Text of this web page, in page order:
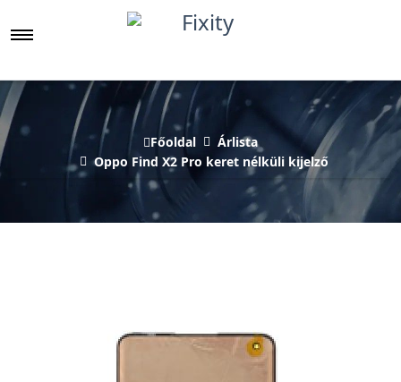
Főoldal
Árlista
Oppo Find X2 Pro keret nélküli kijelző